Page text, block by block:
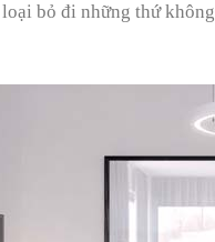
bỏ đi những thứ